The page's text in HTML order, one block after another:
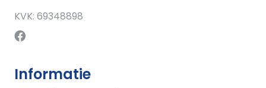
KVK: 69348898
Informatie